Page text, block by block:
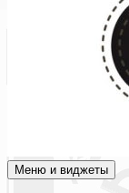
Академия СОВА
Подготовка к
Меню и виджеты